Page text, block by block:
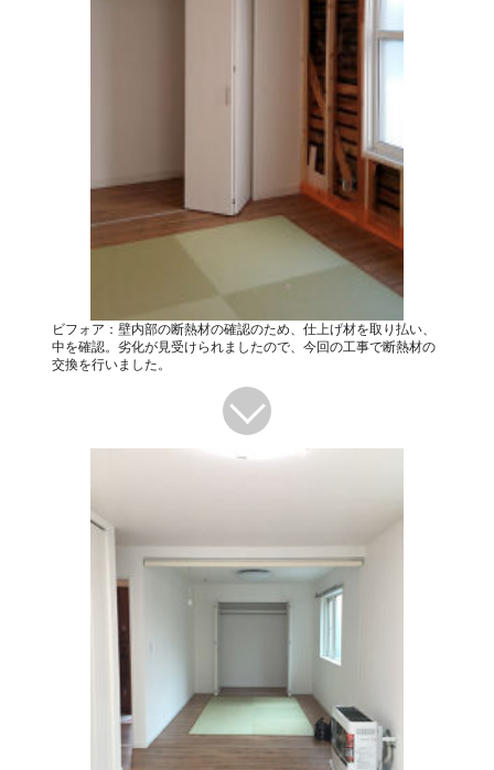
ビフォア：壁内部の断熱材の確認のため、仕上げ材を取り払い、
中を確認。劣化が見受けられましたので、今回の工事で断熱材の
交換を行いました。